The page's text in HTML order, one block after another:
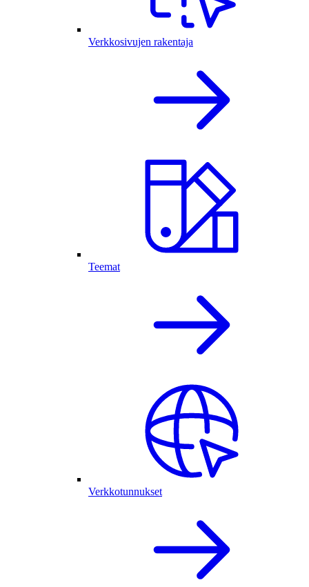
Verkkosivujen rakentaja
Teemat
Verkkotunnukset